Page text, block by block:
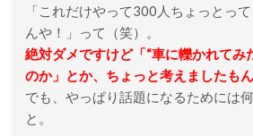
「これだけやって300人ちょっとっ
んや！」って（笑）。
絶対ダメですけど「“車に轢かれてみ
のか」とか、ちょっと考えましたもん
でも、やっぱり話題になるためには
と。